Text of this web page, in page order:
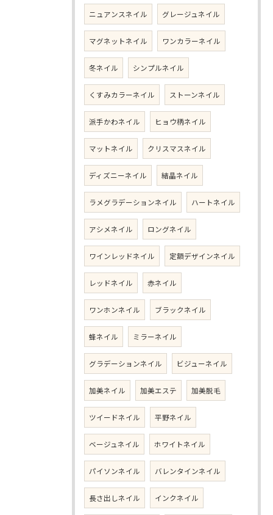
ニュアンスネイル グレージュネイル
マグネットネイル ワンカラーネイル
冬ネイル シンプルネイル
くすみカラーネイル ストーンネイル
派手かわネイル ヒョウ柄ネイル
マットネイル クリスマスネイル
ディズニーネイル 結晶ネイル
ラメグラデーションネイル ハートネイル
アシメネイル ロングネイル
ワインレッドネイル 定額デザインネイル
レッドネイル 赤ネイル
ワンホンネイル ブラックネイル
蜂ネイル ミラーネイル
グラデーションネイル ビジューネイル
加美ネイル 加美エステ 加美脱毛
ツイードネイル 平野ネイル
ベージュネイル ホワイトネイル
パイソンネイル バレンタインネイル
長さ出しネイル インクネイル